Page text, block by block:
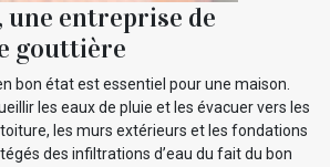
une entreprise de
gouttière
bon état est essentiel pour une maison.
les eaux de pluie et les évacuer vers les
les murs extérieurs et les fondations
des infiltrations d’eau du fait du bon